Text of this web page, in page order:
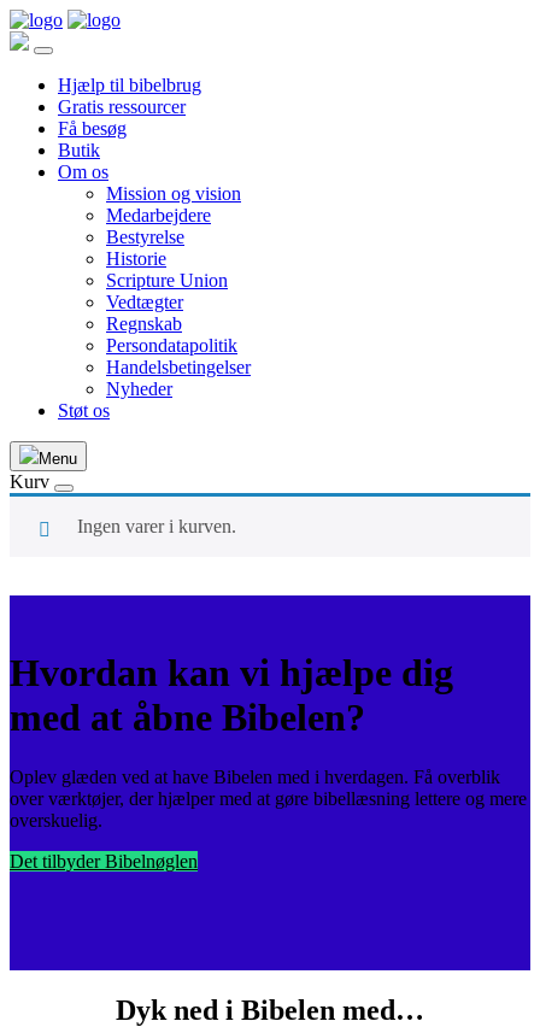
Hjælp til bibelbrug
Gratis ressourcer
Få besøg
Butik
Om os
Mission og vision
Medarbejdere
Bestyrelse
Historie
Scripture Union
Vedtægter
Regnskab
Persondatapolitik
Handelsbetingelser
Nyheder
Støt os
Menu
Kurv
Ingen varer i kurven.
Hvordan kan vi hjælpe dig
med at åbne Bibelen?
Oplev glæden ved at have Bibelen med i hverdagen. Få overblik
over værktøjer, der hjælper med at gøre bibellæsning lettere og mere
overskuelig.
Det tilbyder Bibelnøglen
Dyk ned i Bibelen med…